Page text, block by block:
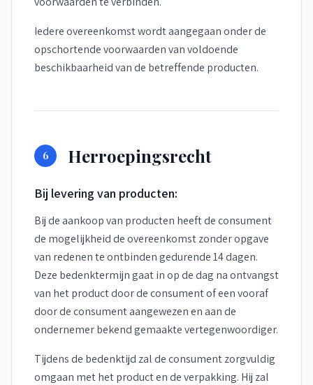
Iedere overeenkomst wordt aangegaan onder de
opschortende voorwaarden van voldoende
beschikbaarheid van de betreffende producten.
6 Herroepingsrecht
Bij levering van producten:
Bij de aankoop van producten heeft de consument
de mogelijkheid de overeenkomst zonder opgave
van redenen te ontbinden gedurende 14 dagen.
Deze bedenktermijn gaat in op de dag na ontvangst
van het product door de consument of een vooraf
door de consument aangewezen en aan de
ondernemer bekend gemaakte vertegenwoordiger.
Tijdens de bedenktijd zal de consument zorgvuldig
omgaan met het product en de verpakking. Hij zal